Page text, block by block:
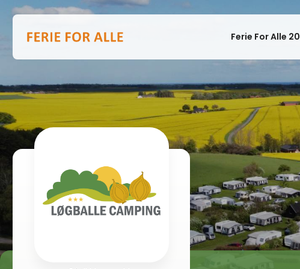
Ferie For Alle